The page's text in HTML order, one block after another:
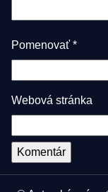
Pomenovať *
Webová stránka